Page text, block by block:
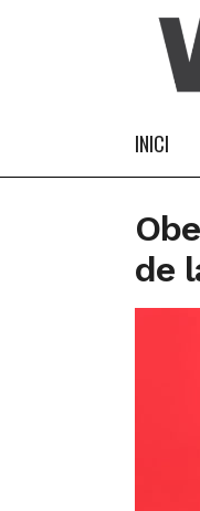
INICI
de